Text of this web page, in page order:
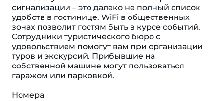
сигнализации – это далеко не полный список
удобств в гостинице. WiFi в общественных
зонах позволит гостям быть в курсе событий.
Сотрудники туристического бюро с
удовольствием помогут вам при организации
туров и экскурсий. Прибывшие на
собственной машине могут пользоваться
гаражом или парковкой.
Номера